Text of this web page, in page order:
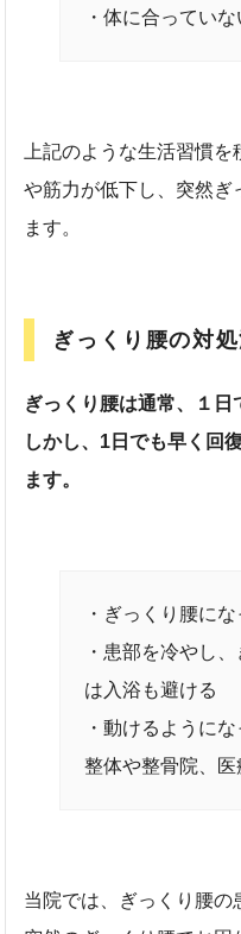
・体に合ってい
上記のような生活習慣
や筋力が低下し、突然ぎ
ます。
ぎっくり腰の対
ぎっくり腰は通常、１日
しかし、1日でも早く回
ます。
・ぎっくり腰に
・患部を冷やし
は入浴も避ける
・動けるように
整体や整骨院、医
当院では、ぎっくり腰の